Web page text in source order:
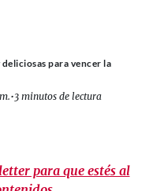
para vencer la
•3 minutos de lectura
para que estés al